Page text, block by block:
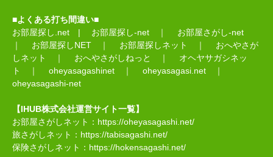
■よくある打ち間違い■
お部屋探し.net | お部屋探し-net ｜ お部屋さがし-net
｜ お部屋探しNET ｜ お部屋探しネット ｜ おへやさが
しネット
｜ おへやさがしねっと ｜ オヘヤサガシネッ
ト
｜ oheyasagashinet ｜ oheyasagasi.net ｜
oheyasagashi-net
【IHUB株式会社運営サイト一覧】
お部屋さがしネット： https://oheyasagashi.net/
旅さがしネット： https://tabisagashi.net/
保険さがしネット： https://hokensagashi.net/